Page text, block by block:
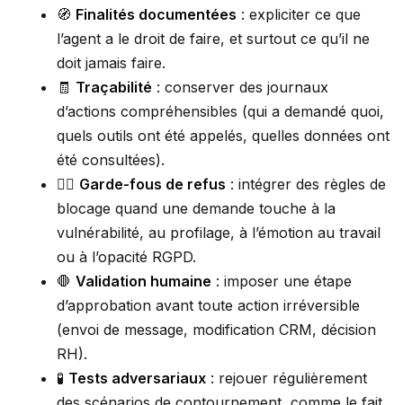
🧭 Finalités documentées : expliciter ce que
l’agent a le droit de faire, et surtout ce qu’il ne
doit jamais faire.
🧾 Traçabilité : conserver des journaux
d’actions compréhensibles (qui a demandé quoi,
quels outils ont été appelés, quelles données ont
été consultées).
🧑‍⚖️ Garde-fous de refus : intégrer des règles de
blocage quand une demande touche à la
vulnérabilité, au profilage, à l’émotion au travail
ou à l’opacité RGPD.
🛑 Validation humaine : imposer une étape
d’approbation avant toute action irréversible
(envoi de message, modification CRM, décision
RH).
🧪 Tests adversariaux: rejouer régulièrement